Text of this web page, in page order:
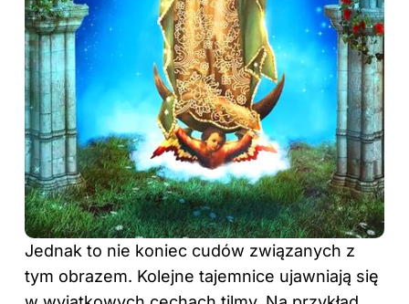
Jednak to nie koniec cudów związanych z
tym obrazem. Kolejne tajemnice ujawniają się